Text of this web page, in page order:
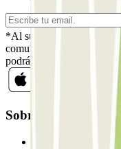
*Al suscribirte aceptas
comunicaciones
podrás darte de baja
Sobre Parclick